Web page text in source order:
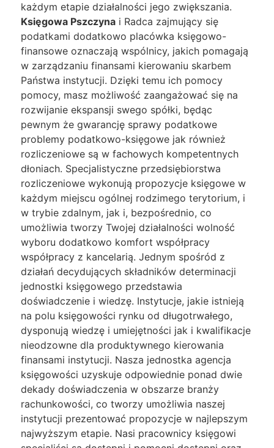
każdym etapie działalności jego zwiększania.
Księgowa Pszczyna i Radca zajmujący się
podatkami dodatkowo placówka księgowo-
finansowe oznaczają wspólnicy, jakich pomagają
w zarządzaniu finansami kierowaniu skarbem
Państwa instytucji. Dzięki temu ich pomocy
pomocy, masz możliwość zaangażować się na
rozwijanie ekspansji swego spółki, będąc
pewnym że gwarancję sprawy podatkowe
problemy podatkowo-księgowe jak również
rozliczeniowe są w fachowych kompetentnych
dłoniach. Specjalistyczne przedsiębiorstwa
rozliczeniowe wykonują propozycje księgowe w
każdym miejscu ogólnej rodzimego terytorium, i
w trybie zdalnym, jak i, bezpośrednio, co
umożliwia tworzy Twojej działalności wolność
wyboru dodatkowo komfort współpracy
współpracy z kancelarią. Jednym spośród z
działań decydujących składników determinacji
jednostki księgowego przedstawia
doświadczenie i wiedzę. Instytucje, jakie istnieją
na polu księgowości rynku od długotrwałego,
dysponują wiedzę i umiejętności jak i kwalifikacje
nieodzowne dla produktywnego kierowania
finansami instytucji. Nasza jednostka agencja
księgowości uzyskuje odpowiednie ponad dwie
dekady doświadczenia w obszarze branży
rachunkowości, co tworzy umożliwia naszej
instytucji prezentować propozycje w najlepszym
najwyższym etapie. Nasi pracownicy księgowi